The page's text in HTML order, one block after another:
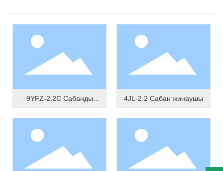
9YFZ-2.2C Сабанды
орағыш
4JL-2.2 Сабан жинаушы